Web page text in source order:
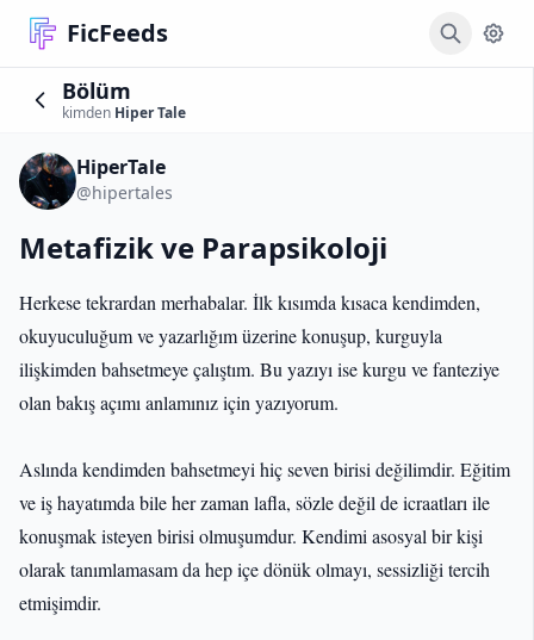
FicFeeds
Bölüm
kimden Hiper Tale
HiperTale
@hipertales
Metafizik ve Parapsikoloji
Herkese tekrardan merhabalar. İlk kısımda kısaca kendimden,
okuyuculuğum ve yazarlığım üzerine konuşup, kurguyla
ilişkimden bahsetmeye çalıştım. Bu yazıyı ise kurgu ve fanteziye
olan bakış açımı anlamınız için yazıyorum.
Aslında kendimden bahsetmeyi hiç seven birisi değilimdir. Eğitim
ve iş hayatımda bile her zaman lafla, sözle değil de icraatları ile
konuşmak isteyen birisi olmuşumdur. Kendimi asosyal bir kişi
olarak tanımlamasam da hep içe dönük olmayı, sessizliği tercih
etmişimdir.